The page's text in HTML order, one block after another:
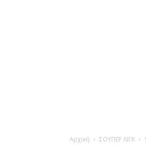
Αρχική ΣΟΥΠΕΡ ΛΙΓΚ